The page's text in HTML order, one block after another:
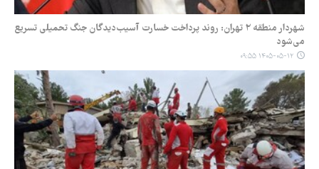
شهردار منطقه ۲ تهران: روند پرداخت خسارت آسیب‌دیدگان جنگ تحمیلی تسریع
می‌شود
۱۴۰۵-۰۵-۱۲ ۰۹:۵۵